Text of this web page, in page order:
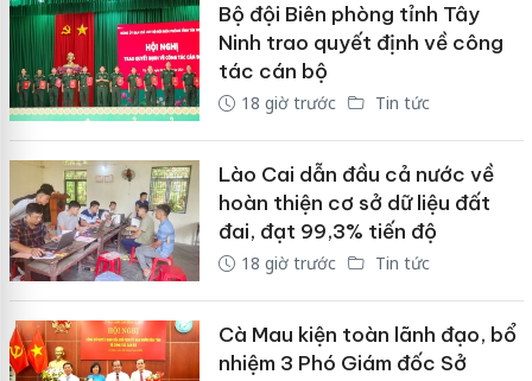
Bộ đội Biên phòng tỉnh Tây
Ninh trao quyết định về công
tác cán bộ
18 giờ trước Tin tức
Lào Cai dẫn đầu cả nước về
hoàn thiện cơ sở dữ liệu đất
đai, đạt 99,3% tiến độ
18 giờ trước Tin tức
Cà Mau kiện toàn lãnh đạo, bổ
nhiệm 3 Phó Giám đốc Sở